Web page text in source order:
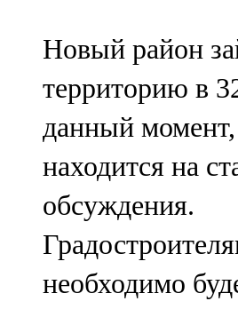
Яңа чишмә
107,0 FM
Яр Чаллы
105,5 FM
Новый район
территорию в
данный
находится на
обсуждения.
необходимо